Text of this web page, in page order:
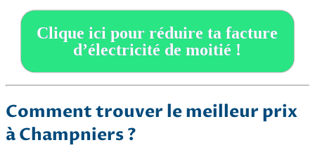
Clique ici pour réduire ta facture
d’électricité de moitié !
Comment trouver le meilleur prix
à Champniers ?